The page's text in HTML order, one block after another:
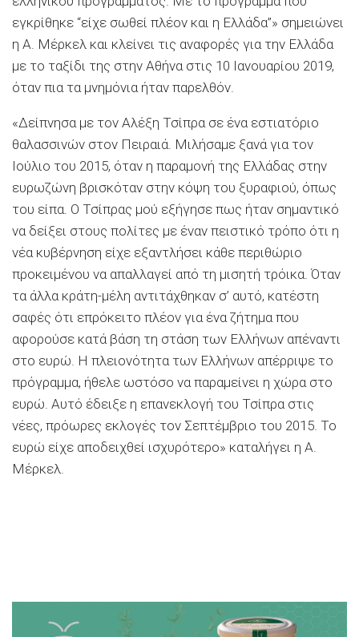
εγκρίθηκε “είχε σωθεί πλέον και η Ελλάδα”» σημειώνει
η Α. Μέρκελ και κλείνει τις αναφορές για την Ελλάδα
με το ταξίδι της στην Αθήνα στις 10 Ιανουαρίου 2019,
όταν πια τα μνημόνια ήταν παρελθόν.
«Δείπνησα με τον Αλέξη Τσίπρα σε ένα εστιατόριο
θαλασσινών στον Πειραιά. Μιλήσαμε ξανά για τον
Ιούλιο του 2015, όταν η παραμονή της Ελλάδας στην
ευρωζώνη βρισκόταν στην κόψη του ξυραφιού, όπως
του είπα. Ο Τσίπρας μού εξήγησε πως ήταν σημαντικό
να δείξει στους πολίτες με έναν πειστικό τρόπο ότι η
νέα κυβέρνηση είχε εξαντλήσει κάθε περιθώριο
προκειμένου να απαλλαγεί από τη μισητή τρόικα. Όταν
τα άλλα κράτη-μέλη αντιτάχθηκαν σ’ αυτό, κατέστη
σαφές ότι επρόκειτο πλέον για ένα ζήτημα που
αφορούσε κατά βάση τη στάση των Ελλήνων απέναντι
στο ευρώ. Η πλειονότητα των Ελλήνων απέρριψε το
πρόγραμμα, ήθελε ωστόσο να παραμείνει η χώρα στο
ευρώ. Αυτό έδειξε η επανεκλογή του Τσίπρα στις
νέες, πρόωρες εκλογές τον Σεπτέμβριο του 2015. Το
ευρώ είχε αποδειχθεί ισχυρότερο» καταλήγει η Α.
Μέρκελ.